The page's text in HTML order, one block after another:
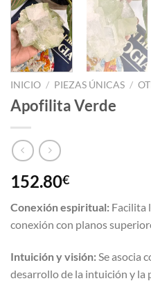
INICIO / PIEZAS ÚNICAS /
Apofilita Verde
152.80€
Conexión espiritual: Facilita
conexión con planos
Intuición y visión: Se asocia
desarrollo de la intuición y la